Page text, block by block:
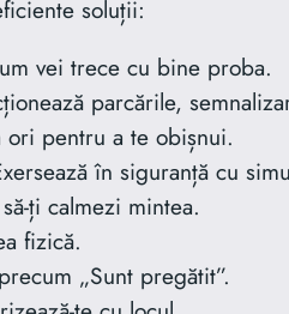
soluții:
vei trece cu bine proba.
parcările,
ori pentru a te obișnui.
în siguranță cu
ți calmezi mintea.
fizică.
„Sunt pregătit”.